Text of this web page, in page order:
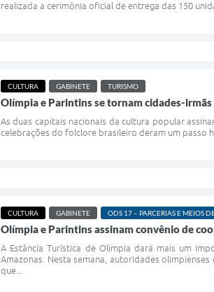
realizada a cerimônia oficial de entrega das 150
CULTURA GABINETE TURISMO
Olímpia e Parintins se tornam cidades-
As duas capitais nacionais da cultura popular
celebrações do folclore brasileiro deram um passo
CULTURA GABINETE ODS 17 – PARCERIAS E MEIOS
Olímpia e Parintins assinam convênio de
A Estância Turística de Olímpia dará mais um
Amazonas. Nesta semana, autoridades
que...